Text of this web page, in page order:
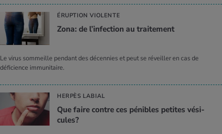
ÉRUPTION VIOLENTE
Zona: de l’in­fec­tion au trai­te­ment
Le virus sommeille pendant des décennies et peut se réveiller en cas de
déficience immunitaire.
HERPÈS LABIAL
Que faire contre ces pénibles petites vési­
cules?